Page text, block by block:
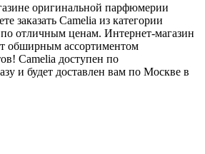
оригинальной парфюмерии
заказать Camelia из категории
отличным ценам. Интернет-магазин
обширным ассортиментом
Camelia доступен по
и будет доставлен вам по Москве в